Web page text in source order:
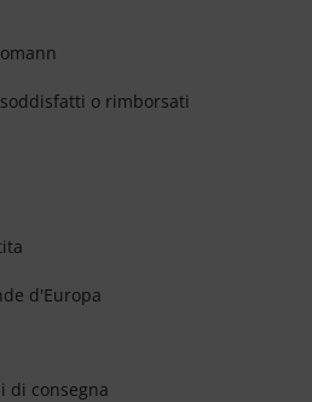
o rimborsati
d'Europa
di consegna